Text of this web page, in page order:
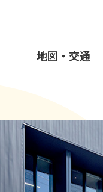
地図・交通